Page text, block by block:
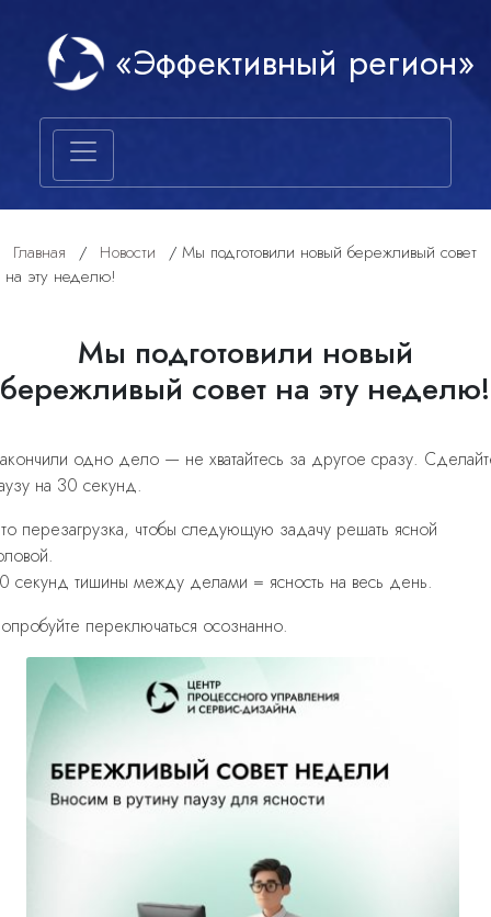
«Эффективный регион»
Главная / Новости /Мы подготовили новый бережливый совет
на эту неделю!
Мы подготовили новый
бережливый совет на эту неделю!
одно дело — не хватайтесь за другое сразу.
на 30 секунд.
перезагрузка, чтобы следующую задачу решать ясной
секунд тишины между делами = ясность на весь день.
переключаться осознанно.